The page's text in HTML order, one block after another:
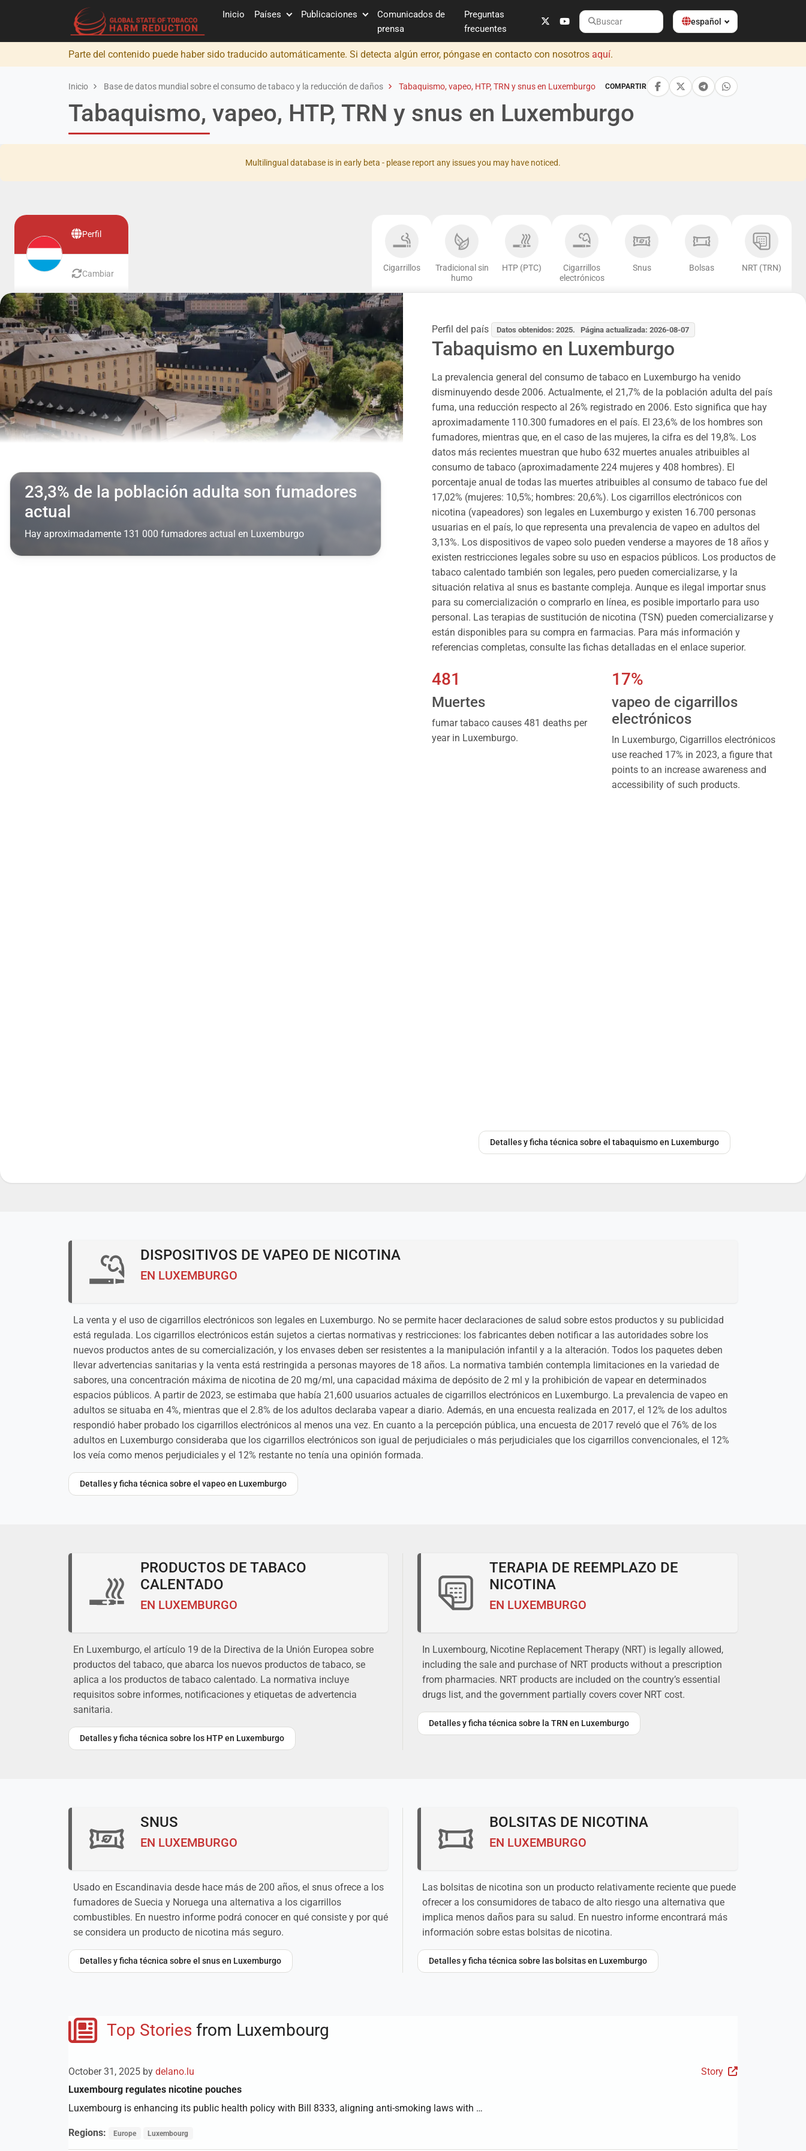
Inicio Países Publicaciones
Comunicados de
prensa
Preguntas
frecuentes
Buscar
español
Parte del contenido puede haber sido traducido automáticamente. Si detecta algún error, póngase en contacto con nosotros aquí.
Inicio Base de datos mundial sobre el consumo de tabaco y la reducción de daños Tabaquismo, vapeo, HTP, TRN y snus en Luxemburgo COMPARTIR
Tabaquismo, vapeo, HTP, TRN y snus en Luxemburgo
Multilingual database is in early beta - please report any issues you may have noticed.
Perfil
Cambiar
Cigarrillos
Tradicional sin
humo
HTP (PTC)
Cigarrillos
electrónicos
Snus Bolsas NRT (TRN)
23,3% de la población adulta son fumadores
actual
Hay aproximadamente 131 000 fumadores actual en Luxemburgo
Perfil del país Datos obtenidos: 2025. Página actualizada: 2026-08-07
Tabaquismo en Luxemburgo
La prevalencia general del consumo de tabaco en Luxemburgo ha venido
disminuyendo desde 2006. Actualmente, el 21,7% de la población adulta del país
fuma, una reducción respecto al 26% registrado en 2006. Esto significa que hay
aproximadamente 110.300 fumadores en el país. El 23,6% de los hombres son
fumadores, mientras que, en el caso de las mujeres, la cifra es del 19,8%. Los
datos más recientes muestran que hubo 632 muertes anuales atribuibles al
consumo de tabaco (aproximadamente 224 mujeres y 408 hombres). El
porcentaje anual de todas las muertes atribuibles al consumo de tabaco fue del
17,02% (mujeres: 10,5%; hombres: 20,6%). Los cigarrillos electrónicos con
nicotina (vapeadores) son legales en Luxemburgo y existen 16.700 personas
usuarias en el país, lo que representa una prevalencia de vapeo en adultos del
3,13%. Los dispositivos de vapeo solo pueden venderse a mayores de 18 años y
existen restricciones legales sobre su uso en espacios públicos. Los productos de
tabaco calentado también son legales, pero pueden comercializarse, y la
situación relativa al snus es bastante compleja. Aunque es ilegal importar snus
para su comercialización o comprarlo en línea, es posible importarlo para uso
personal. Las terapias de sustitución de nicotina (TSN) pueden comercializarse y
están disponibles para su compra en farmacias. Para más información y
referencias completas, consulte las fichas detalladas en el enlace superior.
481
Muertes
fumar tabaco causes 481 deaths per
year in Luxemburgo.
17%
vapeo de cigarrillos
electrónicos
In Luxemburgo, Cigarrillos electrónicos
use reached 17% in 2023, a figure that
points to an increase awareness and
accessibility of such products.
Detalles y ficha técnica sobre el tabaquismo en Luxemburgo
DISPOSITIVOS DE VAPEO DE NICOTINA
EN LUXEMBURGO
La venta y el uso de cigarrillos electrónicos son legales en Luxemburgo. No se permite hacer declaraciones de salud sobre estos productos y su publicidad
está regulada. Los cigarrillos electrónicos están sujetos a ciertas normativas y restricciones: los fabricantes deben notificar a las autoridades sobre los
nuevos productos antes de su comercialización, y los envases deben ser resistentes a la manipulación infantil y a la alteración. Todos los paquetes deben
llevar advertencias sanitarias y la venta está restringida a personas mayores de 18 años. La normativa también contempla limitaciones en la variedad de
sabores, una concentración máxima de nicotina de 20 mg/ml, una capacidad máxima de depósito de 2 ml y la prohibición de vapear en determinados
espacios públicos. A partir de 2023, se estimaba que había 21,600 usuarios actuales de cigarrillos electrónicos en Luxemburgo. La prevalencia de vapeo en
adultos se situaba en 4%, mientras que el 2.8% de los adultos declaraba vapear a diario. Además, en una encuesta realizada en 2017, el 12% de los adultos
respondió haber probado los cigarrillos electrónicos al menos una vez. En cuanto a la percepción pública, una encuesta de 2017 reveló que el 76% de los
adultos en Luxemburgo consideraba que los cigarrillos electrónicos son igual de perjudiciales o más perjudiciales que los cigarrillos convencionales, el 12%
los veía como menos perjudiciales y el 12% restante no tenía una opinión formada.
Detalles y ficha técnica sobre el vapeo en Luxemburgo
PRODUCTOS DE TABACO
CALENTADO
EN LUXEMBURGO
En Luxemburgo, el artículo 19 de la Directiva de la Unión Europea sobre
productos del tabaco, que abarca los nuevos productos de tabaco, se
aplica a los productos de tabaco calentado. La normativa incluye
requisitos sobre informes, notificaciones y etiquetas de advertencia
sanitaria.
Detalles y ficha técnica sobre los HTP en Luxemburgo
TERAPIA DE REEMPLAZO DE
NICOTINA
EN LUXEMBURGO
In Luxembourg, Nicotine Replacement Therapy (NRT) is legally allowed,
including the sale and purchase of NRT products without a prescription
from pharmacies. NRT products are included on the country’s essential
drugs list, and the government partially covers cover NRT cost.
Detalles y ficha técnica sobre la TRN en Luxemburgo
SNUS
EN LUXEMBURGO
Usado en Escandinavia desde hace más de 200 años, el snus ofrece a los
fumadores de Suecia y Noruega una alternativa a los cigarrillos
combustibles. En nuestro informe podrá conocer en qué consiste y por qué
se considera un producto de nicotina más seguro.
Detalles y ficha técnica sobre el snus en Luxemburgo
BOLSITAS DE NICOTINA
EN LUXEMBURGO
Las bolsitas de nicotina son un producto relativamente reciente que puede
ofrecer a los consumidores de tabaco de alto riesgo una alternativa que
implica menos daños para su salud. En nuestro informe encontrará más
información sobre estas bolsitas de nicotina.
Detalles y ficha técnica sobre las bolsitas en Luxemburgo
Top Stories from Luxembourg
October 31, 2025 by delano.lu
Story
Luxembourg regulates nicotine pouches
Luxembourg is enhancing its public health policy with Bill 8333, aligning anti-smoking laws with …
Regions: Europe Luxembourg